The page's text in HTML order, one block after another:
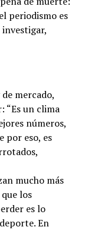
periodismo es
mercado,
“Es un clima
números,
por eso, es
mucho más
los
es lo
En